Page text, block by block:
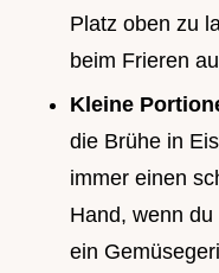
Platz oben zu
beim Frieren
Kleine
die Brühe in
immer einen
Hand, wenn
ein